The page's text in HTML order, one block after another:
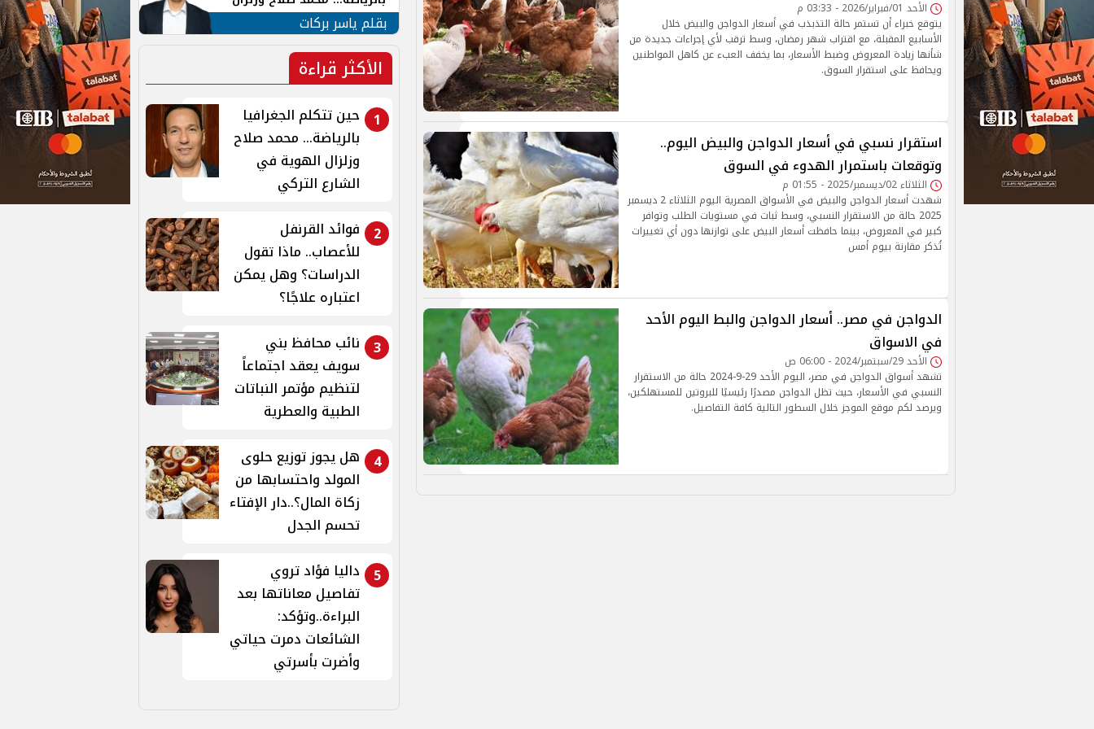
الأحد 01/فبراير/2026 - 03:33 م
يتوقع خبراء أن تستمر حالة التذبذب في أسعار الدواجن والبيض خلال
الأسابيع المقبلة، مع اقتراب شهر رمضان، وسط ترقب لأي إجراءات جديدة من
شأنها زيادة المعروض وضبط الأسعار، بما يخفف العبء عن كاهل المواطنين
ويحافظ على استقرار السوق.
استقرار نسبي في أسعار الدواجن والبيض اليوم..
وتوقعات باستمرار الهدوء في السوق
الثلاثاء 02/ديسمبر/2025 - 01:55 م
شهدت أسعار الدواجن والبيض في الأسواق المصرية اليوم الثلاثاء 2 ديسمبر
2025 حالة من الاستقرار النسبي، وسط ثبات في مستويات الطلب وتوافر
كبير في المعروض، بينما حافظت أسعار البيض على توازنها دون أي تغييرات
تُذكر مقارنة بيوم أمس
الدواجن في مصر.. أسعار الدواجن والبط اليوم الأحد
في الاسواق
الأحد 29/سبتمبر/2024 - 06:00 ص
تشهد أسواق الدواجن في مصر، اليوم الأحد 29-9-2024 حالة من الاستقرار
النسبي في الأسعار، حيث تظل الدواجن مصدرًا رئيسيًا للبروتين للمستهلكين،
ويرصد لكم موقع الموجز خلال السطور التالية كافة التفاصيل.
الهوية في الشارع التركي
بقلم ياسر بركات
الأكثر قراءة
1
حين تتكلم الجغرافيا
بالرياضة... محمد صلاح
وزلزال الهوية في
الشارع التركي
2
فوائد القرنفل
للأعصاب.. ماذا تقول
الدراسات؟ وهل يمكن
اعتباره علاجًا؟
3 نائب محافظ بني
سويف يعقد اجتماعاً
لتنظيم مؤتمر النباتات
الطبية والعطرية
4
هل يجوز توزيع حلوى
المولد واحتسابها من
زكاة المال؟..دار الإفتاء
تحسم الجدل
5
داليا فؤاد تروي
تفاصيل معاناتها بعد
البراءة..وتؤكد:
الشائعات دمرت حياتي
وأضرت بأسرتي